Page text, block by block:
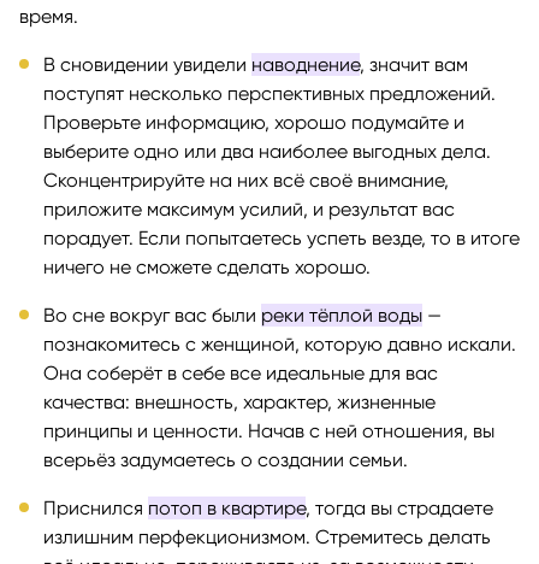
время.
В сновидении увидели наводнение, значит вам
поступят несколько перспективных предложений.
Проверьте информацию, хорошо подумайте и
выберите одно или два наиболее выгодных дела.
Сконцентрируйте на них всё своё внимание,
приложите максимум усилий, и результат вас
порадует. Если попытаетесь успеть везде, то в итоге
ничего не сможете сделать хорошо.
Во сне вокруг вас были реки тёплой воды —
познакомитесь с женщиной, которую давно искали.
Она соберёт в себе все идеальные для вас
качества: внешность, характер, жизненные
принципы и ценности. Начав с ней отношения, вы
всерьёз задумаетесь о создании семьи.
Приснился потоп в квартире, тогда вы страдаете
излишним перфекционизмом. Стремитесь делать